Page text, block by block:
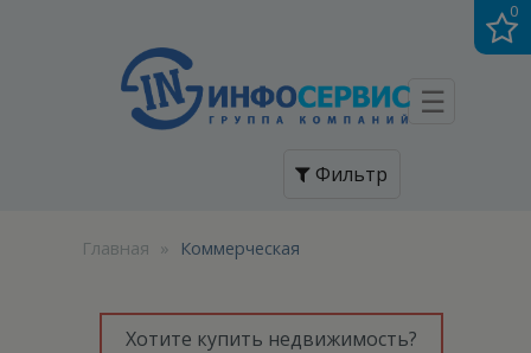
☰
Фильтр
Главная » Коммерческая
Хотите купить недвижимость?
0